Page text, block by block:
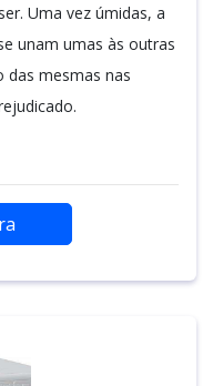
Uma vez úmidas, a
unam umas às outras
das mesmas nas